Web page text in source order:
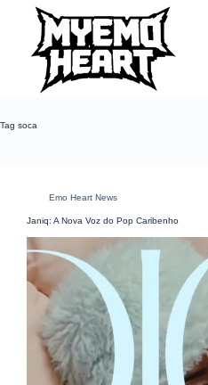
Tag soca
Emo Heart News
Janiq: A Nova Voz do Pop Caribenho